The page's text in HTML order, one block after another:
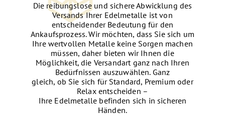
Die reibungslose und sichere Abwicklung des
Versands Ihrer Edelmetalle ist von
entscheidender Bedeutung für den
Ankaufsprozess. Wir möchten, dass Sie sich um
Ihre wertvollen Metalle keine Sorgen machen
müssen, daher bieten wir Ihnen die
Möglichkeit, die Versandart ganz nach Ihren
Bedürfnissen auszuwählen. Ganz
gleich, ob Sie sich für Standard, Premium oder
Relax entscheiden –
Ihre Edelmetalle befinden sich in sicheren
Händen.